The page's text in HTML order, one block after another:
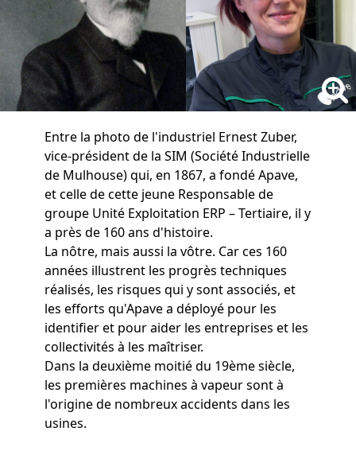
Entre la photo de l'industriel Ernest Zuber,
vice-président de la SIM (Société Industrielle
de Mulhouse) qui, en 1867, a fondé Apave,
et celle de cette jeune Responsable de
groupe Unité Exploitation ERP – Tertiaire, il y
a près de 160 ans d'histoire.
La nôtre, mais aussi la vôtre. Car ces 160
années illustrent les progrès techniques
réalisés, les risques qui y sont associés, et
les efforts qu'Apave a déployé pour les
identifier et pour aider les entreprises et les
collectivités à les maîtriser.
Dans la deuxième moitié du 19ème siècle,
les premières machines à vapeur sont à
l'origine de nombreux accidents dans les
usines.